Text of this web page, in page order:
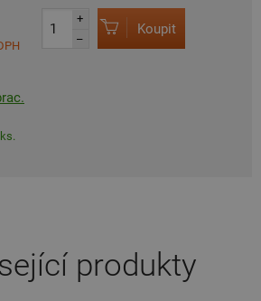
+
–
Koupit
produkty